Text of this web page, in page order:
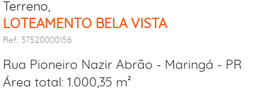
Terreno,
LOTEAMENTO BELA VISTA
Ref.: 37520000156
Rua Pioneiro Nazir Abrão - Maringá - PR
Área total: 1.000,35 m²